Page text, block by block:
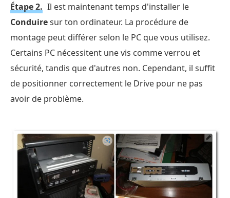
Étape 2. Il est maintenant temps d'installer le
Conduiresur ton ordinateur. La procédure de
montage peut différer selon le PC que vous utilisez.
Certains PC nécessitent une vis comme verrou et
sécurité, tandis que d'autres non. Cependant, il suffit
de positionner correctement le Drive pour ne pas
avoir de problème.